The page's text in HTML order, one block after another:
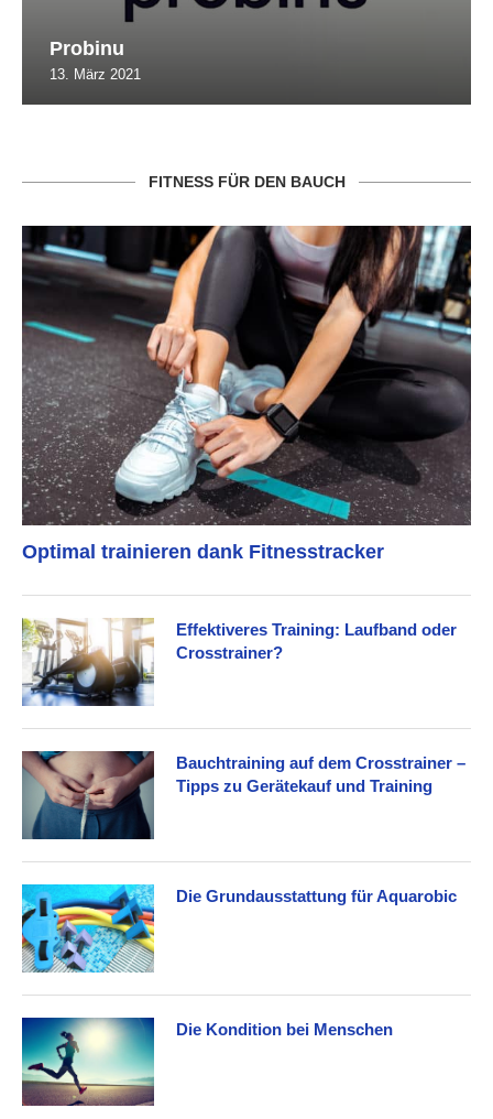
Probinu
13. März 2021
FITNESS FÜR DEN BAUCH
Optimal trainieren dank Fitnesstracker
Effektiveres Training: Laufband oder
Crosstrainer?
Bauchtraining auf dem Crosstrainer –
Tipps zu Gerätekauf und Training
Die Grundausstattung für Aquarobic
Die Kondition bei Menschen